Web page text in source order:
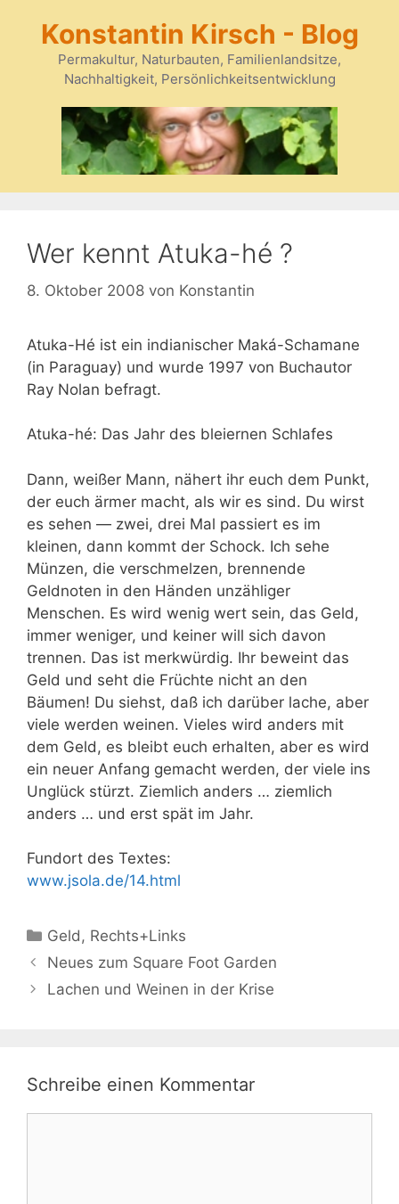
springen
Konstantin Kirsch - Blog
Permakultur, Naturbauten, Familienlandsitze,
Nachhaltigkeit, Persönlichkeitsentwicklung
Wer kennt Atuka-hé ?
8. Oktober 2008 von Konstantin
Atuka-Hé ist ein indianischer Maká-Schamane
(in Paraguay) und wurde 1997 von Buchautor
Ray Nolan befragt.
Atuka-hé: Das Jahr des bleiernen Schlafes
Dann, weißer Mann, nähert ihr euch dem Punkt,
der euch ärmer macht, als wir es sind. Du wirst
es sehen — zwei, drei Mal passiert es im
kleinen, dann kommt der Schock. Ich sehe
Münzen, die verschmelzen, brennende
Geldnoten in den Händen unzähliger
Menschen. Es wird wenig wert sein, das Geld,
immer weniger, und keiner will sich davon
trennen. Das ist merkwürdig. Ihr beweint das
Geld und seht die Früchte nicht an den
Bäumen! Du siehst, daß ich darüber lache, aber
viele werden weinen. Vieles wird anders mit
dem Geld, es bleibt euch erhalten, aber es wird
ein neuer Anfang gemacht werden, der viele ins
Unglück stürzt. Ziemlich anders … ziemlich
anders … und erst spät im Jahr.
Fundort des Textes:
www.jsola.de/14.html
Kategorien
Geld, Rechts+Links
Neues zum Square Foot Garden
Lachen und Weinen in der Krise
Schreibe einen Kommentar